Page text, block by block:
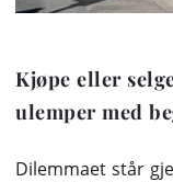
Kjøpe eller
ulemper med
Dilemmaet står